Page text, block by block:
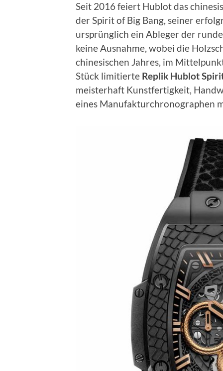
Seit 2016 feiert Hublot das
der Spirit of Big Bang, seiner
ursprünglich ein Ableger der
keine Ausnahme, wobei die
chinesischen Jahres, im
Stück limitierte Replik Hublot
meisterhaft Kunstfertigkeit,
eines Manufakturchronographen